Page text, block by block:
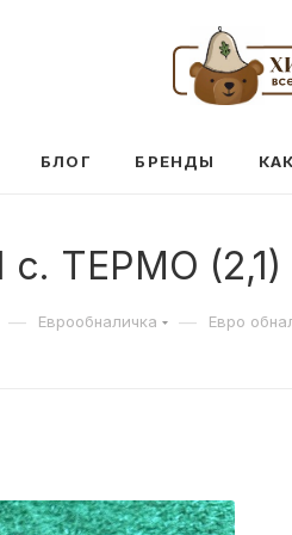
БЛОГ БРЕНДЫ
с. ТЕРМО (2,1)
— Еврообналичка — Евро